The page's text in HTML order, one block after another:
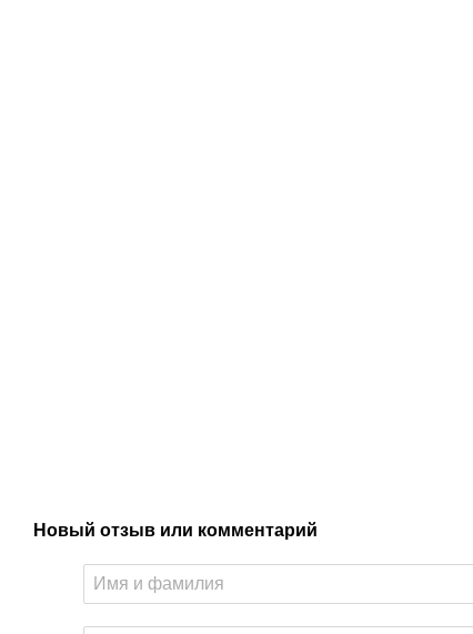
Новый отзыв или комментарий